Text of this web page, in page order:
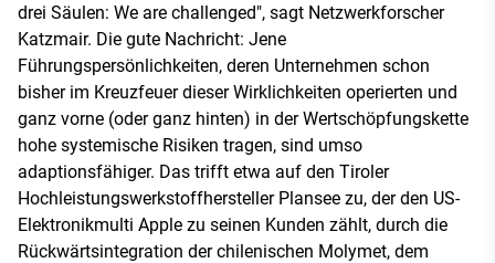
drei Säulen: We are challenged", sagt Netzwerkforscher
Katzmair. Die gute Nachricht: Jene
Führungspersönlichkeiten, deren Unternehmen schon
bisher im Kreuzfeuer dieser Wirklichkeiten operierten und
ganz vorne (oder ganz hinten) in der Wertschöpfungskette
hohe systemische Risiken tragen, sind umso
adaptionsfähiger. Das trifft etwa auf den Tiroler
Hochleistungswerkstoffhersteller Plansee zu, der den US-
Elektronikmulti Apple zu seinen Kunden zählt, durch die
Rückwärtsintegration der chilenischen Molymet, dem